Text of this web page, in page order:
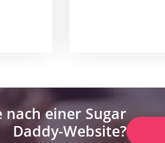
nach einer Sugar
Daddy-Website?